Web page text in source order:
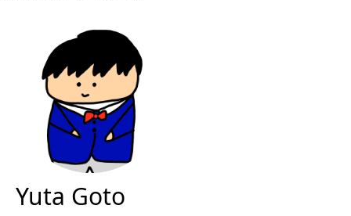
Yuta Goto